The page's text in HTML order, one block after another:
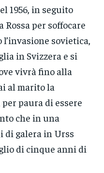
1956, in seguito
Rossa per soffocare
sovietica,
in Svizzera e si
vivrà fino alla
al marito la
paura di essere
che in una
di galera in Urss
di cinque anni di